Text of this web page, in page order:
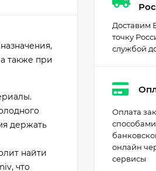
также при
держать
найти
что
Доставим
точку
службой
Оплата
онлайн
сервисы